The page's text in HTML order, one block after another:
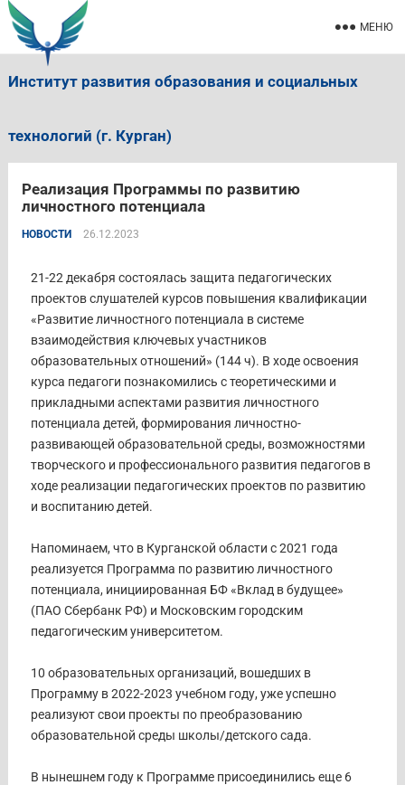
Институт развития образования и социальных
технологий (г. Курган)
МЕНЮ
Реализация Программы по развитию
личностного потенциала
НОВОСТИ 26.12.2023
21-22 декабря состоялась защита педагогических
проектов слушателей курсов повышения квалификации
«Развитие личностного потенциала в системе
взаимодействия ключевых участников
образовательных отношений» (144 ч). В ходе освоения
курса педагоги познакомились с теоретическими и
прикладными аспектами развития личностного
потенциала детей, формирования личностно-
развивающей образовательной среды, возможностями
творческого и профессионального развития педагогов в
ходе реализации педагогических проектов по развитию
и воспитанию детей.
Напоминаем, что в Курганской области с 2021 года
реализуется Программа по развитию личностного
потенциала, инициированная БФ «Вклад в будущее»
(ПАО Сбербанк РФ) и Московским городским
педагогическим университетом.
10 образовательных организаций, вошедших в
Программу в 2022-2023 учебном году, уже успешно
реализуют свои проекты по преобразованию
образовательной среды школы/детского сада.
В нынешнем году к Программе присоединились еще 6